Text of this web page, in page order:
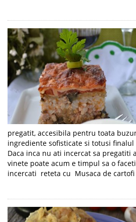
pregatit, accesibila pentru toata
ingrediente sofisticate si totusi
Daca inca nu ati incercat sa pregatiti
vinete poate acum e timpul sa o
incercati reteta cu Musaca de